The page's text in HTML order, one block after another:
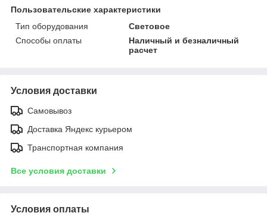
Пользовательские характеристики
Тип оборудования
Световое
Способы оплаты
Наличный и безналичный
расчет
Условия доставки
Самовывоз
Доставка Яндекс курьером
Транспортная компания
Все условия доставки
Условия оплаты